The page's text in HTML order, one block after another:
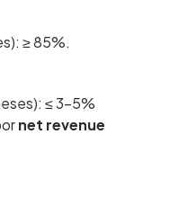
≥ 85%.
≤ 3–5%
net revenue